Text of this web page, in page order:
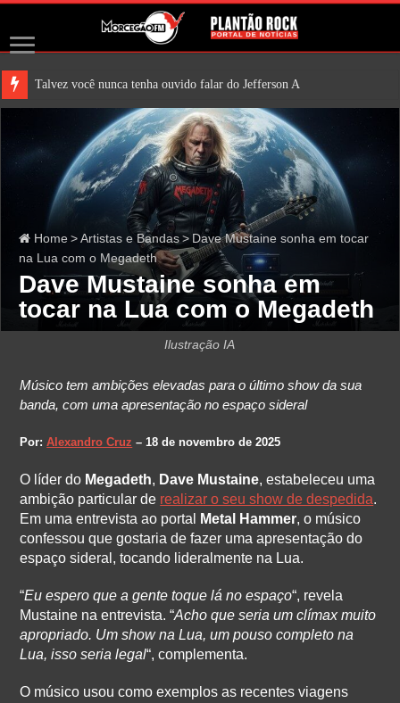
Talvez você nunca tenha ouvido falar do Jefferson Airplane. M
Home > Artistas e Bandas > Dave Mustaine sonha em tocar
na Lua com o Megadeth
Dave Mustaine sonha em
tocar na Lua com o Megadeth
Ilustração IA
Músico tem ambições elevadas para o último show da sua
banda, com uma apresentação no espaço sideral
Por:Alexandro Cruz – 18 de novembro de 2025
O líder do Megadeth, Dave Mustaine, estabeleceu uma
ambição particular de realizar o seu show de despedida.
Em uma entrevista ao portal
Metal Hammer, o músico
confessou que gostaria de fazer uma apresentação do
espaço sideral, tocando lideralmente na Lua.
“Eu espero que a gente toque lá no espaço“, revela
Mustaine na entrevista. “Acho que seria um clímax muito
apropriado. Um show na Lua, um pouso completo na
Lua, isso seria legal“, complementa.
O músico usou como exemplos as recentes viagens